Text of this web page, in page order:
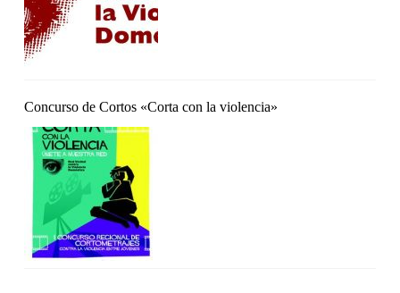
Concurso de Cortos «Corta con la violencia»